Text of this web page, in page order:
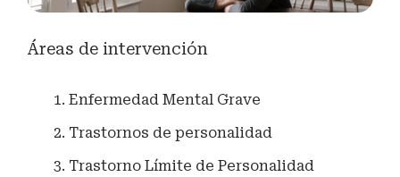
Áreas de intervención
Enfermedad Mental Grave
Trastornos de personalidad
Trastorno Límite de Personalidad